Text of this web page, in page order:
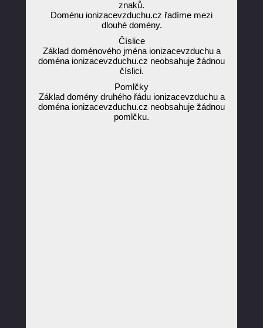
znaků.
Doménu ionizacevzduchu.cz řadíme mezi
dlouhé domény.
Číslice
Základ doménového jména ionizacevzduchu a
doména ionizacevzduchu.cz neobsahuje žádnou
číslici.
Pomlčky
Základ domény druhého řádu ionizacevzduchu a
doména ionizacevzduchu.cz neobsahuje žádnou
pomlčku.